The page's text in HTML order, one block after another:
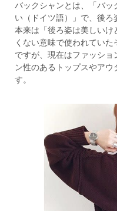
バックシャンとは、「バッ
い（ドイツ語）」で、後ろ
本来は「後ろ姿は美しい
くない意味で使われていた
ですが、現在はファッシ
ン性のあるトップスやア
す。